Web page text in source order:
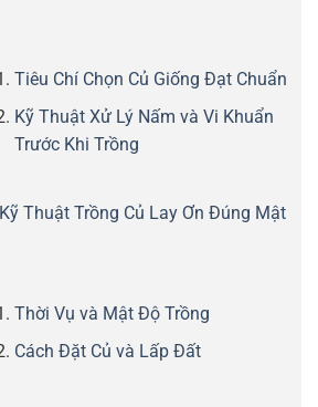
Tiêu Chí Chọn Củ Giống Đạt Chuẩn
Kỹ Thuật Xử Lý Nấm và Vi Khuẩn
Trước Khi Trồng
Kỹ Thuật Trồng Củ Lay Ơn Đúng Mật
Thời Vụ và Mật Độ Trồng
Cách Đặt Củ và Lấp Đất